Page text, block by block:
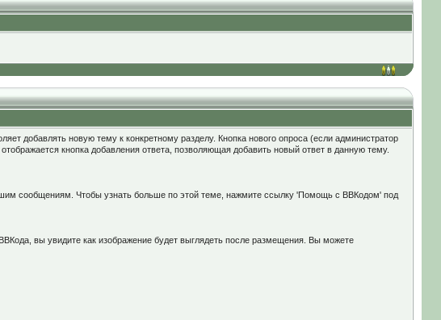
добавлять новую тему к конкретному разделу. Кнопка нового опроса (если администратор
кнопка добавления ответа, позволяющая добавить новый ответ в данную тему.
сообщениям. Чтобы узнать больше по этой теме, нажмите ссылку 'Помощь с BBКодом' под
вы увидите как изображение будет выглядеть после размещения. Вы можете